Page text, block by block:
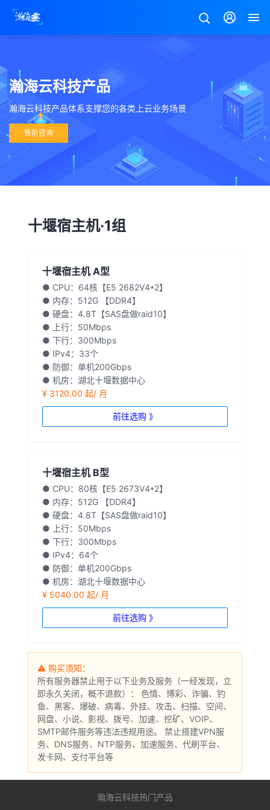
瀚海云科技产品
瀚海云科技产品体系支撑您的各类上云业务场景
售前咨询
十堰宿主机·1组
十堰宿主机 A型
● CPU：64核【E5 2682V4*2】
● 内存：512G 【DDR4】
● 硬盘：4.8T【SAS盘做raid10】
● 上行：50Mbps
● 下行：300Mbps
● IPv4：33个
● 防御：单机200Gbps
● 机房：湖北十堰数据中心
¥ 3120.00 起/ 月
前往选购 》
十堰宿主机 B型
● CPU：80核【E5 2673V4*2】
● 内存：512G 【DDR4】
● 硬盘：4.8T【SAS盘做raid10】
● 上行：50Mbps
● 下行：300Mbps
● IPv4：64个
● 防御：单机200Gbps
● 机房：湖北十堰数据中心
¥ 5040.00 起/ 月
前往选购 》
⚠ 购买须知：
所有服务器禁止用于以下业务及服务（一经发现，立
即永久关闭，概不退款）： 色情、博彩、诈骗、钓
鱼、黑客、爆破、病毒、外挂、攻击、扫描、空间、
网盘、小说、影视、拨号、加速、挖矿、VOIP、
SMTP邮件服务等违法违规用途。 禁止搭建VPN服
务、DNS服务、NTP服务、加速服务、代刷平台、
发卡网、支付平台等
瀚海云科技热门产品